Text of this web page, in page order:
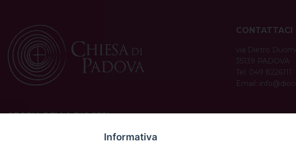
STORIA DELLA DIOCESI
La Diocesi di Padova è una sede della Chiesa cattolica in
CONTATTACI
via Dietro
35139 PADOVA
Tel. 049 8226111
Email:
Informativa